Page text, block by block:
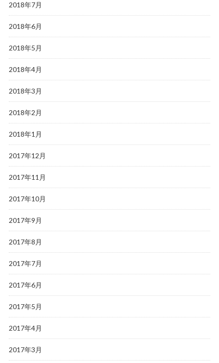
2018年7月
2018年6月
2018年5月
2018年4月
2018年3月
2018年2月
2018年1月
2017年12月
2017年11月
2017年10月
2017年9月
2017年8月
2017年7月
2017年6月
2017年5月
2017年4月
2017年3月